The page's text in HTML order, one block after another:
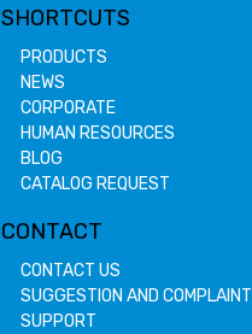
SHORTCUTS
PRODUCTS
NEWS
CORPORATE
HUMAN RESOURCES
BLOG
CATALOG REQUEST
CONTACT
CONTACT US
SUGGESTION AND COMPLAINT
SUPPORT